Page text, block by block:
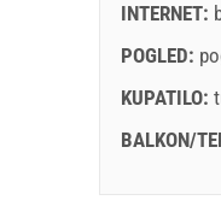
22
29
Uvjeti i
Ukoliko ne
INTERNET:
POGLED:
KUPATILO:
BALKON/